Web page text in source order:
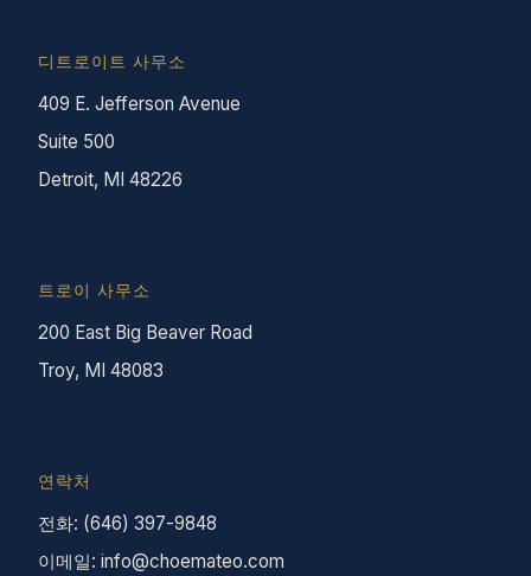
디트로이트 사무소
409 E. Jefferson Avenue
Suite 500
Detroit, MI 48226
트로이 사무소
200 East Big Beaver Road
Troy, MI 48083
연락처
전화: (646) 397-9848
이메일: info@choemateo.com